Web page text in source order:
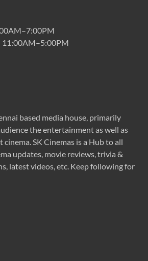
11:00AM–5:00PM
based media house, primarily
the entertainment as well as
SK Cinemas is a Hub to all
updates, movie reviews, trivia &
latest videos, etc. Keep following for